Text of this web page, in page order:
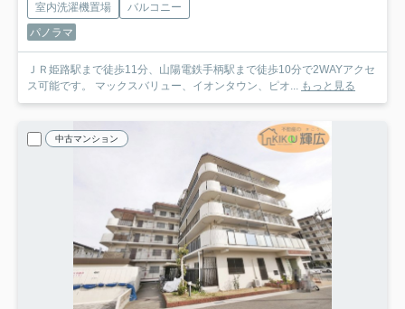
室内洗濯機置場
バルコニー
パノラマ
ＪＲ姫路駅まで徒歩11分、山陽電鉄手柄駅まで徒歩10分で2WAYアクセ
ス可能です。 マックスバリュー、イオンタウン、ピオ... もっと見る
中古マンション